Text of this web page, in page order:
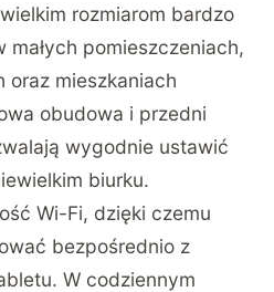
rozmiarom bardzo
pomieszczeniach,
oraz mieszkaniach
obudowa i przedni
wygodnie ustawić
biurku.
Wi-Fi, dzięki czemu
bezpośrednio z
W codziennym